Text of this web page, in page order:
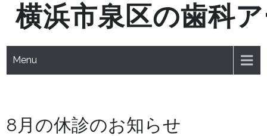
Skip横浜市泉区の歯科
Menu
8月の休診のお知らせ